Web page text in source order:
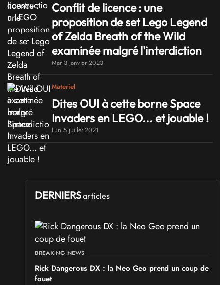
Conflit de licence : une
proposition de set Lego Legend
of Zelda Breath of the Wild
examinée malgré l'interdiction
Mar 3 janvier 2023
Materiel
Dites OUI à cette borne Space
Invaders en LEGO... et jouable !
Lun 5 juillet 2021
DERNIERS articles
BREAKING NEWS
Rick Dangerous DX : la Neo Geo prend un coup de
fouet